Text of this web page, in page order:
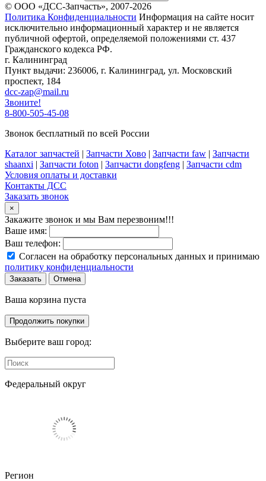
© ООО «ДСС-Запчасть», 2007-2026
Политика Конфиденциальности Информация на сайте носит
исключительно информационный характер и не является
публичной офертой, определяемой положениями ст. 437
Гражданского кодекса РФ.
г. Калининград
Пункт выдачи: 236006, г. Калининград, ул. Московский
проспект, 184
dcc-zap@mail.ru
Звоните!
8-800-505-45-08
Звонок бесплатный по всей России
Каталог запчастей | Запчасти Хово | Запчасти faw | Запчасти
shaanxi | Запчасти foton | Запчасти dongfeng | Запчасти cdm
Условия оплаты и доставки
Контакты ДСС
Заказать звонок
×
Закажите звонок и мы Вам перезвоним!!!
Ваше имя:
Ваш телефон:
Согласен на обработку персональных данных и принимаю
политику конфиденциальности
Заказать Отмена
Ваша корзина пуста
Продолжить покупки
Выберите ваш город:
Федеральный округ
Регион